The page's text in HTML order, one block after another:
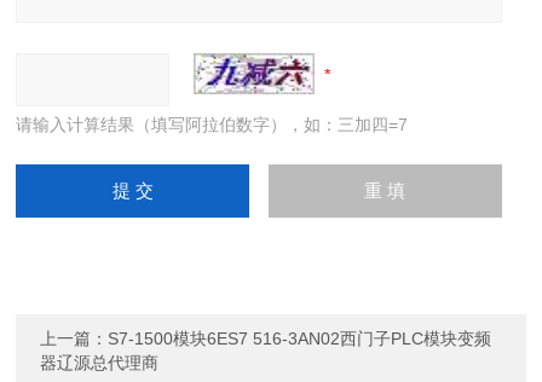
请输入计算结果（填写阿拉伯数字），如：三加四=7
上一篇： S7-1500模块6ES7 516-3AN02西门子PLC模块变频
器辽源总代理商